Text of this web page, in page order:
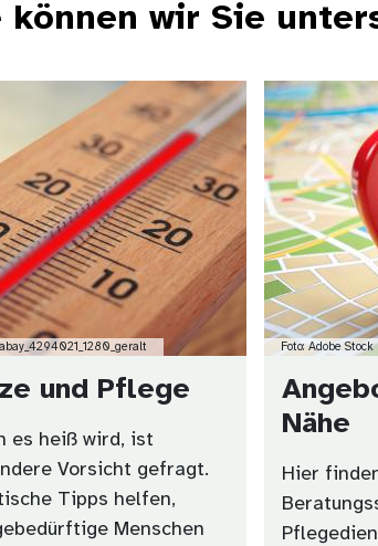
können wir Sie
und Pflege
es heiß wird, ist
Vorsicht gefragt.
Tipps helfen,
Menschen
Bild
Foto: Adobe
Nähe
Hier